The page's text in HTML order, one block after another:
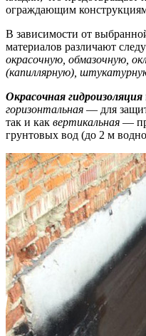
ограждающим
В зависимости от
материалов различают
окрасочную, обмазочную,
(капиллярную),
Окрасочная гидроизоляция
горизонтальная — для
так и как вертикальная —
грунтовых вод (до 2 м